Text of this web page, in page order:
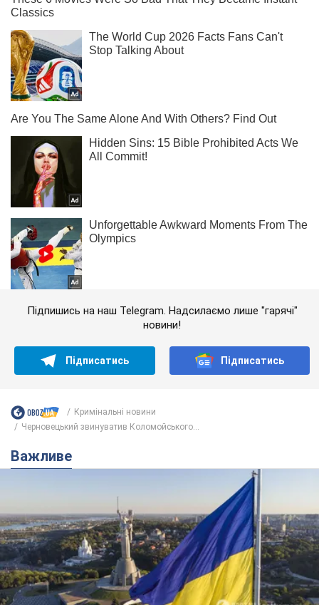
Підпишись на наш Telegram. Надсилаємо лише "гарячі"
новини!
Підписатись Підписатись
Кримінальні новини
Черновецький звинуватив Коломойського...
Важливе